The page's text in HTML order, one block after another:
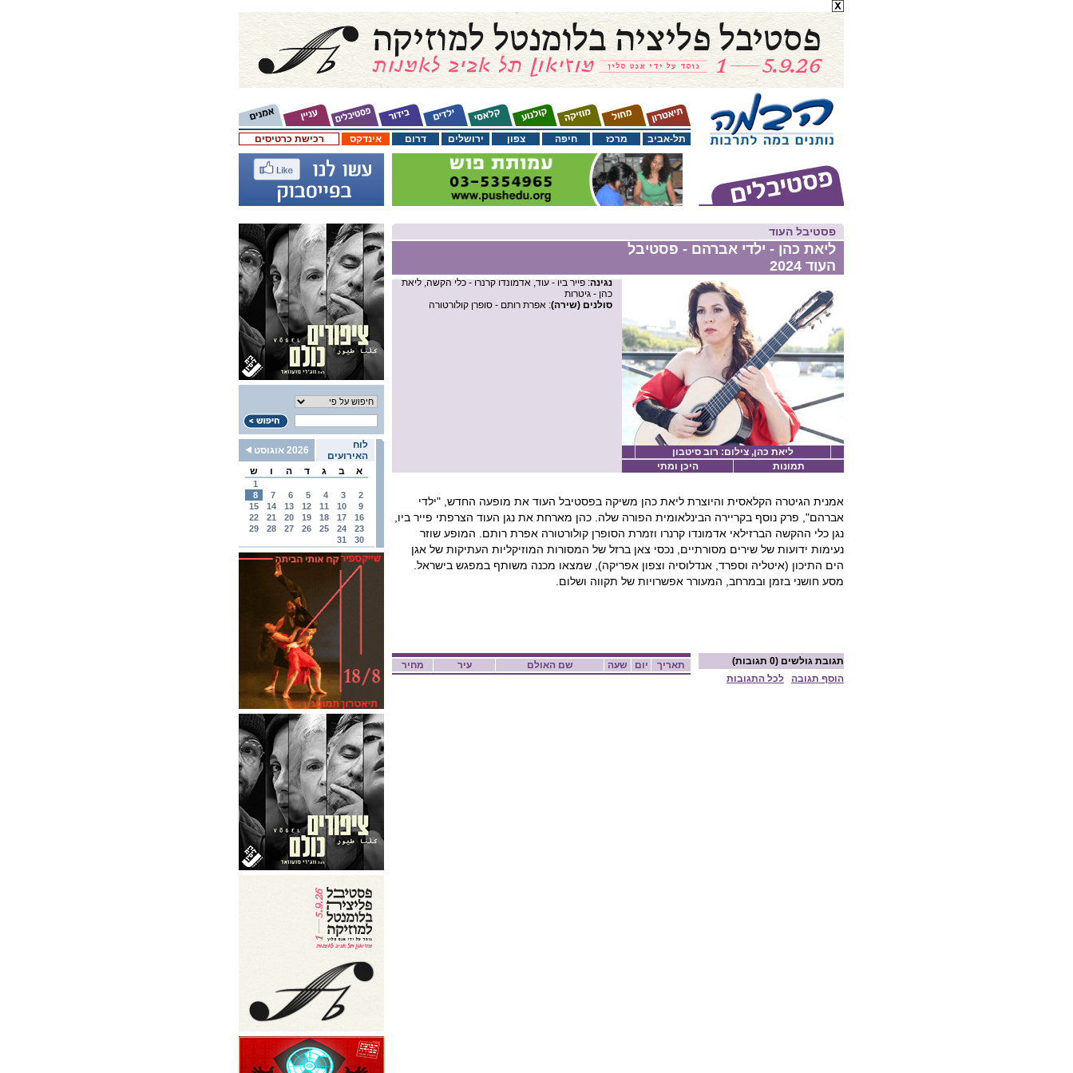
רכישת כרטיסים אינדקס דרום ירושלים צפון חיפה מרכז תל-אביב
לוח
האירועים
2026 אוגוסט
א
ב ג ד ה ו ש
1
2
3
4
5
6
7
8
9
10
11
12
13
14
15
16
17
18
19
20
21
22
23
24
25
26
27
28
29
30
31
פסטיבל העוד
ליאת כהן - ילדי אברהם - פסטיבל
העוד 2024
נגינה: פייר ביו - עוד, אדמונדו קרנרו - כלי הקשה, ליאת
כהן - גיטרות
סולנים (שירה): אפרת רותם - סופרן קולורטורה
ליאת כהן, צילום: רוב סיטבון
תמונות
היכן ומתי
אמנית הגיטרה הקלאסית והיוצרת ליאת כהן משיקה בפסטיבל העוד את מופעה החדש, "ילדי
אברהם", פרק נוסף בקריירה הבינלאומית הפורה שלה. כהן מארחת את נגן העוד הצרפתי פייר ביו,
נגן כלי ההקשה הברזילאי אדמונדו קרנרו וזמרת הסופרן קולורטורה אפרת רותם. המופע שוזר
נעימות ידועות של שירים מסורתיים, נכסי צאן ברזל של המסורות המוזיקליות העתיקות של אגן
הים התיכון (איטליה וספרד, אנדלוסיה וצפון אפריקה), שמצאו מכנה משותף במפגש בישראל.
מסע חושני בזמן ובמרחב, המעורר אפשרויות של תקווה ושלום.
מחיר עיר שם האולם שעה יום תאריך תגובת גולשים (0 תגובות)
הוסף תגובה
לכל התגובות